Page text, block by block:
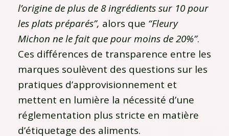
l’origine de plus de 8 ingrédients sur 10 pour
les plats préparés”, alors que “Fleury
Michon ne le fait que pour moins de 20%”.
Ces différences de transparence entre les
marques soulèvent des questions sur les
pratiques d’approvisionnement et
mettent en lumière la nécessité d’une
réglementation plus stricte en matière
d’étiquetage des aliments.